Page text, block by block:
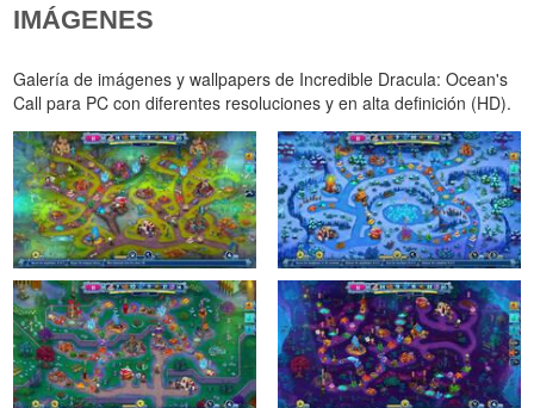
IMÁGENES
Galería de imágenes y wallpapers de Incredible Dracula: Ocean's
Call para PC con diferentes resoluciones y en alta definición (HD).